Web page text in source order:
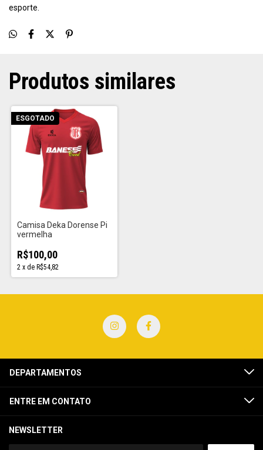
esporte.
Produtos similares
ESGOTADO
Camisa Deka Dorense Pi
vermelha
R$100,00
2 x de R$54,82
DEPARTAMENTOS
ENTRE EM CONTATO
NEWSLETTER